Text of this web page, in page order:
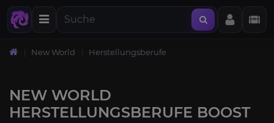
New World Herstellungsberufe
NEW WORLD
HERSTELLUNGSBERUFE BOOST